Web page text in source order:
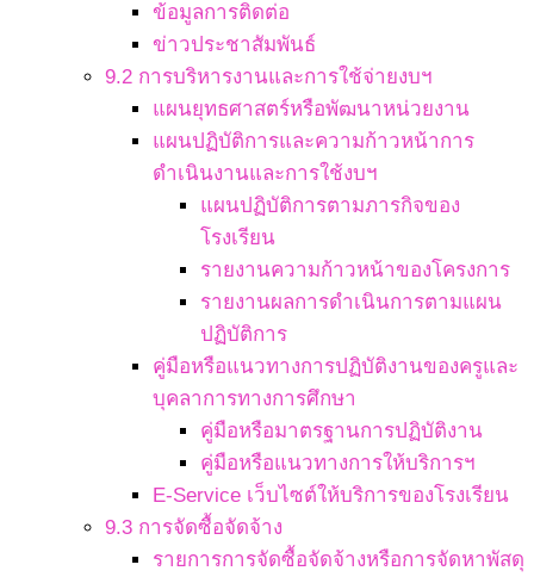
ข้อมูลการติดต่อ
ข่าวประชาสัมพันธ์
9.2 การบริหารงานและการใช้จ่ายงบฯ
แผนยุทธศาสตร์หรือพัฒนาหน่วยงาน
แผนปฏิบัติการและความก้าวหน้าการ
ดำเนินงานและการใช้งบฯ
แผนปฏิบัติการตามภารกิจของ
โรงเรียน
รายงานความก้าวหน้าของโครงการ
รายงานผลการดำเนินการตามแผน
ปฏิบัติการ
คู่มือหรือแนวทางการปฏิบัติงานของครูและ
บุคลาการทางการศึกษา
คู่มือหรือมาตรฐานการปฏิบัติงาน
คู่มือหรือแนวทางการให้บริการฯ
E-Service เว็บไซต์ให้บริการของโรงเรียน
9.3 การจัดซื้อจัดจ้าง
รายการการจัดซื้อจัดจ้างหรือการจัดหาพัสดุ